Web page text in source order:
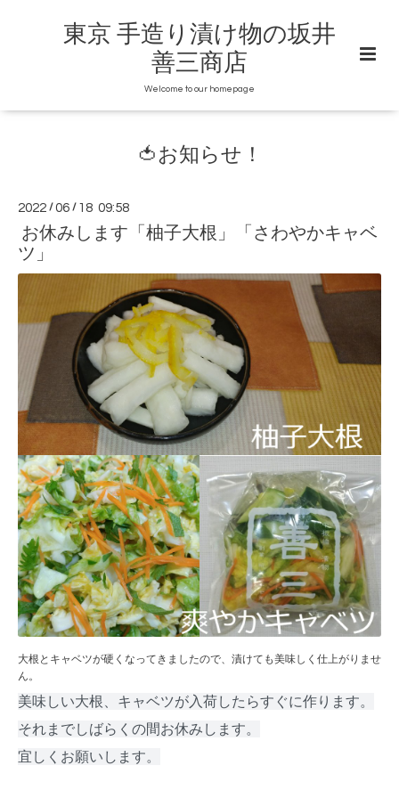
東京 手造り漬け物の坂井
善三商店
Welcome to our homepage
🍅お知らせ！
2022 /06 / 18 09:58
お休みします「柚子大根」「さわやかキャベ
ツ」
大根とキャベツが硬くなってきましたので、漬けても美味しく仕上がりませ
ん。
美味しい大根、キャベツが入荷したらすぐに作ります。
それまでしばらくの間お休みします。
宜しくお願いします。